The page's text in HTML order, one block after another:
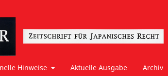
Hinweise Aktuelle Ausgabe Archiv